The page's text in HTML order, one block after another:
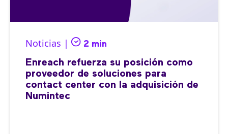
Noticias | 2 min
Enreach refuerza su posición como
proveedor de soluciones para
contact center con la adquisición de
Numintec